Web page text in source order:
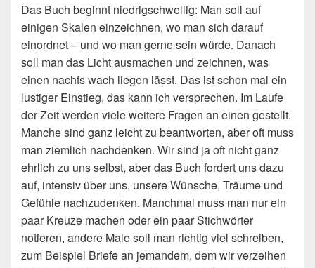
Das Buch beginnt niedrigschwellig: Man soll auf
einigen Skalen einzeichnen, wo man sich darauf
einordnet – und wo man gerne sein würde. Danach
soll man das Licht ausmachen und zeichnen, was
einen nachts wach liegen lässt. Das ist schon mal ein
lustiger Einstieg, das kann ich versprechen. Im Laufe
der Zeit werden viele weitere Fragen an einen gestellt.
Manche sind ganz leicht zu beantworten, aber oft muss
man ziemlich nachdenken. Wir sind ja oft nicht ganz
ehrlich zu uns selbst, aber das Buch fordert uns dazu
auf, intensiv über uns, unsere Wünsche, Träume und
Gefühle nachzudenken. Manchmal muss man nur ein
paar Kreuze machen oder ein paar Stichwörter
notieren, andere Male soll man richtig viel schreiben,
zum Beispiel Briefe an jemandem, dem wir verzeihen